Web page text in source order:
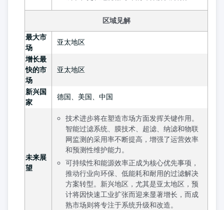
区域见解
最大市
场
亚太地区
增长最
快的市
场
亚太地区
新兴国
家
德国、美国、中国
未来展
望
技术进步将在塑造市场方面发挥关键作用。
智能过滤系统、膜技术、超滤、纳滤和物联
网监测的采用率不断提高，增强了运营效率
和预测性维护能力。
可持续性和能源效率正成为核心优先事项，
推动行业向环保、低能耗和耐用的过滤解决
方案转型。新兴地区，尤其是亚太地区，预
计将因快速工业扩张而迎来显著增长，而成
熟市场则将专注于系统升级和改造。